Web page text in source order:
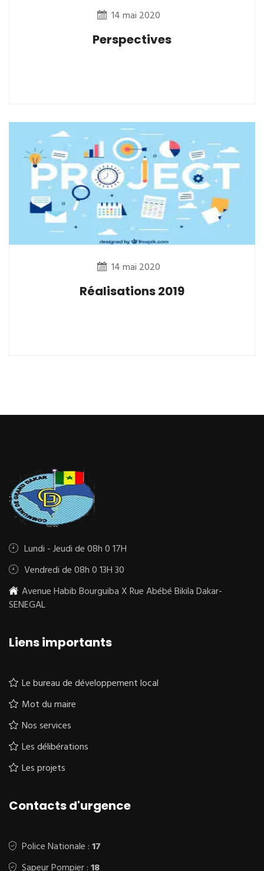
14 mai 2020
Perspectives
14 mai 2020
Réalisations 2019
Lundi - Jeudi de 08h 0 17H
Vendredi de 08h 0 13H 30
Avenue Habib Bourguiba X Rue Abébé Bikila Dakar-
SENEGAL
Liens importants
Le bureau de développement local
Mot du maire
Nos services
Les délibérations
Les projets
Contacts d'urgence
Police Nationale :17
Sapeur Pompier :18